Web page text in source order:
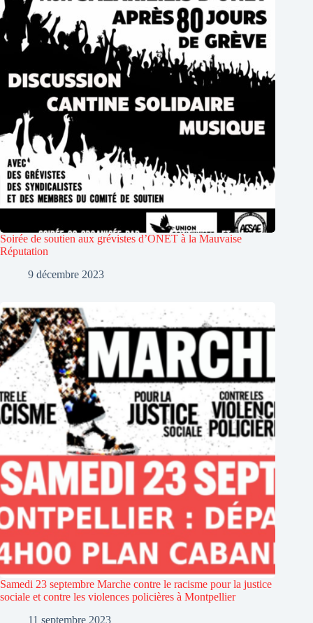
Soirée de soutien aux grévistes d’ONET à la Mauvaise
Réputation
9 décembre 2023
Samedi 23 septembre Marche contre le racisme pour la justice
sociale et contre les violences policières à Montpellier
11 septembre 2023